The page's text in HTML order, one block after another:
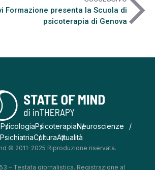
Formazione presenta la Scuola di
psicoterapia di Genovaarrow_forward_ios
PsicologiaPsicoterapiaNeuroscienze
PsichiatriaCulturaAttualità
© 2011-2025 Riproduzione riservata.
– Testata giornalistica. Registrazione al